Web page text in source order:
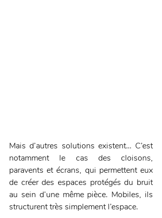
Mais d’autres solutions existent… C’est
notamment le cas des cloisons,
paravents et écrans, qui permettent eux
de créer des espaces protégés du bruit
au sein d’une même pièce. Mobiles, ils
structurent très simplement l’espace.